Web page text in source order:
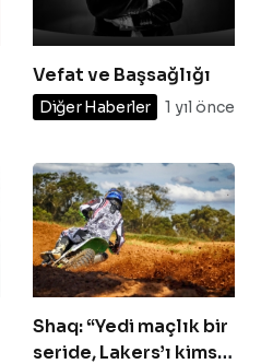
Vefat ve Başsağlığı
Diğer Haberler 1 yıl önce
Shaq: “Yedi maçlık bir
seride, Lakers’ı kimse